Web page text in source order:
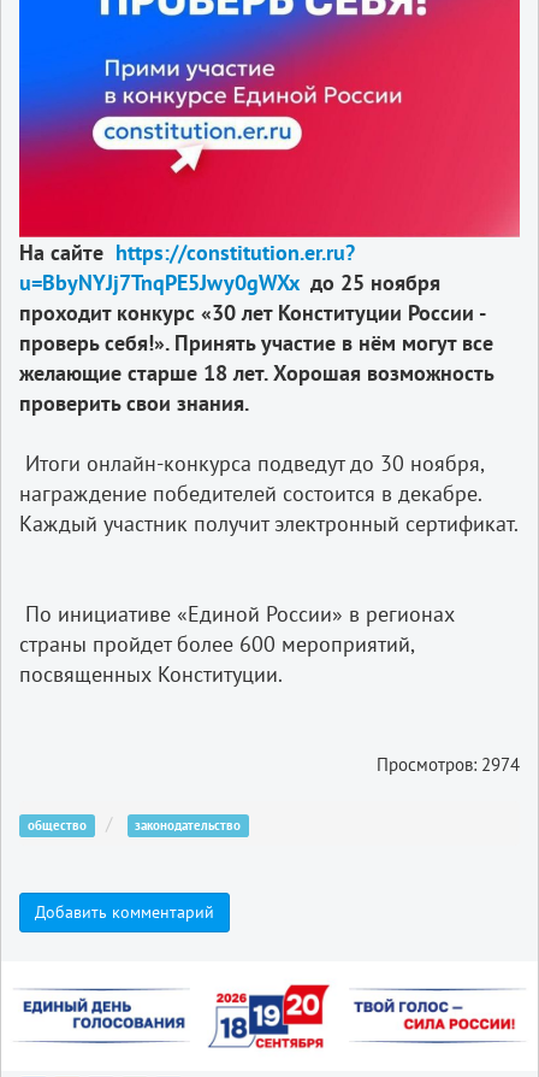
На сайте https://constitution.er.ru?
u=BbyNYJj7TnqPE5Jwy0gWXxдо 25 ноября
проходит конкурс «30 лет Конституции России -
проверь себя!». Принять участие в нём могут все
желающие старше 18 лет. Хорошая возможность
проверить свои знания.⠀
Итоги онлайн-конкурса подведут до 30 ноября,
награждение победителей состоится в декабре.
Каждый участник получит электронный сертификат.
По инициативе «Единой России» в регионах
страны пройдет более 600 мероприятий,
посвященных Конституции.
Просмотров: 2974
общество законодательство
Добавить комментарий